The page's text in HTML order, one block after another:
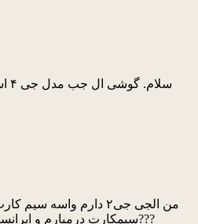
من الجی جی۲ دارم واسه
سیمکارت درمیارم و ایرانسل به جاش میزارم نمیشه چرا???